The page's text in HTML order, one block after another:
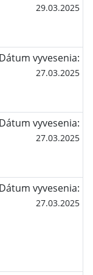
29.03.2025
Dátum vyvesenia:
27.03.2025
Dátum vyvesenia:
27.03.2025
Dátum vyvesenia:
27.03.2025